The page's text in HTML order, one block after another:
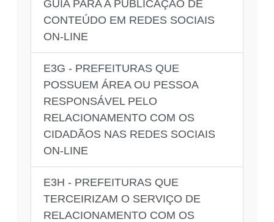
GUIA PARA A PUBLICAÇÃO DE
CONTEÚDO EM REDES SOCIAIS
ON-LINE
E3G - PREFEITURAS QUE
POSSUEM ÁREA OU PESSOA
RESPONSÁVEL PELO
RELACIONAMENTO COM OS
CIDADÃOS NAS REDES SOCIAIS
ON-LINE
E3H - PREFEITURAS QUE
TERCEIRIZAM O SERVIÇO DE
RELACIONAMENTO COM OS